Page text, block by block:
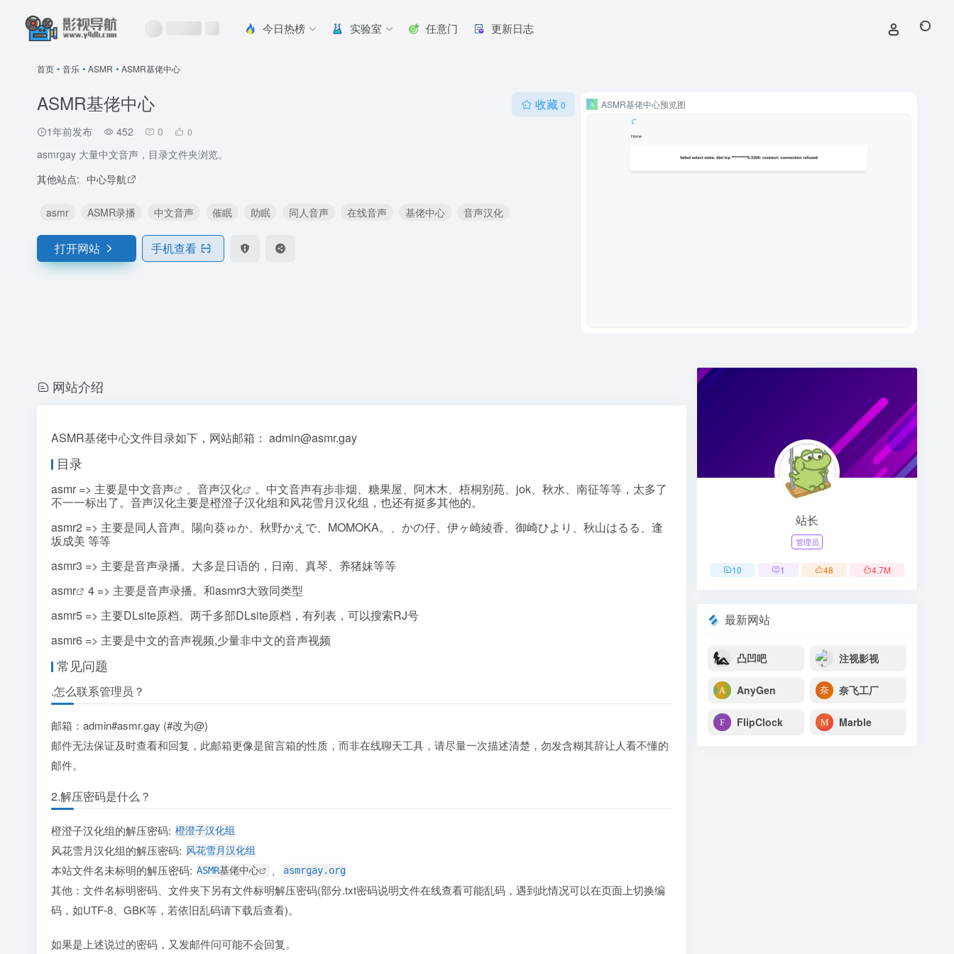
今日热榜 实验室 任意门 更新日志
首页 • 音乐 • ASMR • ASMR基佬中心
ASMR基佬中心
1年前发布 452 0 0
收藏 0
asmrgay 大量中文音声，目录文件夹浏览。
其他站点: 中心导航
asmr ASMR录播 中文音声 催眠 助眠 同人音声 在线音声 基佬中心 音声汉化
打开网站 手机查看
ASMR基佬中心预览图
网站介绍
ASMR基佬中心文件目录如下，网站邮箱： admin@asmr.gay
目录
asmr => 主要是中文音声 、 音声汉化
。中文音声有步非烟、糖果屋、阿木木、梧桐别苑、jok、秋水、南征等等，太多了
不一一标出了。音声汉化主要是橙澄子汉化组和风花雪月汉化组，也还有挺多其他的。
asmr2 => 主要是同人音声。陽向葵ゅか、秋野かえで、MOMOKA。、かの仔、伊ヶ崎綾香、御崎ひより、秋山はるる、逢
坂成美 等等
asmr3 => 主要是音声录播。大多是日语的，日南、真琴、养猪妹等等
asmr
4 => 主要是音声录播。和asmr3大致同类型
asmr5 => 主要DLsite原档。两千多部DLsite原档，有列表，可以搜索RJ号
asmr6 => 主要是中文的音声视频,少量非中文的音声视频
常见问题
.怎么联系管理员？
邮箱：admin#asmr.gay (#改为@)
邮件无法保证及时查看和回复，此邮箱更像是留言箱的性质，而非在线聊天工具，请尽量一次描述清楚，勿发含糊其辞让人看不懂的
邮件。
2.解压密码是什么？
橙澄子汉化组的解压密码: 橙澄子汉化组
风花雪月汉化组的解压密码: 风花雪月汉化组
本站文件名未标明的解压密码: ASMR基佬中心 asmrgay.org
其他：文件名标明密码、文件夹下另有文件标明解压密码(部分.txt密码说明文件在线查看可能乱码，遇到此情况可以在页面上切换编
码，如UTF-8、GBK等，若依旧乱码请下载后查看)。
如果是上述说过的密码，又发邮件问可能不会回复。
站长
管理员
10 1 48 4.7M
最新网站
凸凹吧 注视影视
AnyGen 奈飞工厂
FlipClock Marble